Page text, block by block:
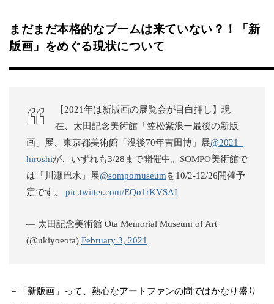
まだまだ本格的なブームは来ていない？！「新
版画」をめぐる現状について
【2021年は新版画の展覧会が目白押し】現
在、太田記念美術館「笠松紫浪ー最後の新版
画」展、東京都美術館「没後70年吉田博」展@2021_
hiroshiが、いずれも3/28まで開催中。SOMPO美術館で
は「川瀬巴水」展@sompomuseumを10/2-12/26開催予
定です。 pic.twitter.com/EQo1rKVSAI
— 太田記念美術館 Ota Memorial Museum of Art
(@ukiyoeota) February 3, 2021
－「新版画」って、熱心なアートファンの間ではかなり盛り